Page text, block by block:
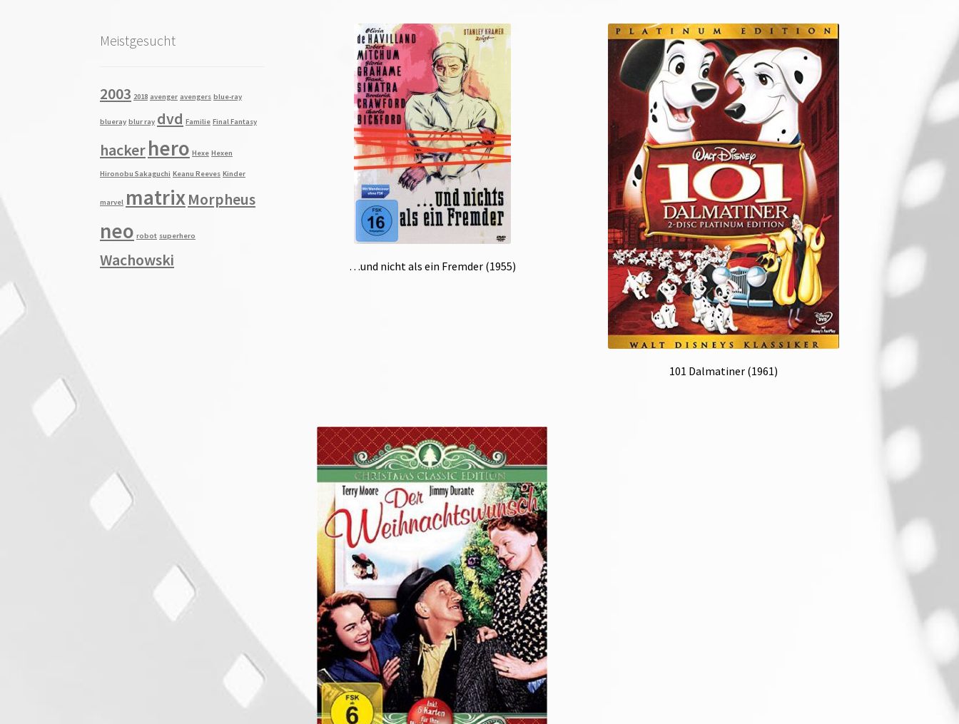
…und nicht als ein Fremder (1955)
101 Dalmatiner (1961)
Meistgesucht
2003 2018 avenger avengers blue-ray
blueray blur ray dvd Familie Final Fantasy
hackerhero Hexe Hexen
Hironobu Sakaguchi Keanu Reeves Kinder
marvel matrixMorpheus
neo robot superhero
Wachowski